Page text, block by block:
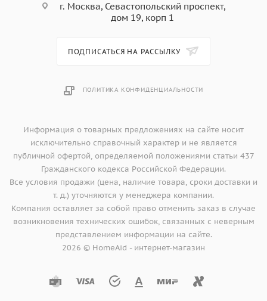
г. Москва, Севастопольский проспект,
дом 19, корп 1
ПОДПИСАТЬСЯ НА РАССЫЛКУ
ПОЛИТИКА КОНФИДЕНЦИАЛЬНОСТИ
Информация о товарных предложениях на сайте носит
исключительно справочный характер и не является
публичной офертой, определяемой положениями статьи 437
Гражданского кодекса Российской Федерации.
Все условия продажи (цена, наличие товара, сроки доставки и
т. д.) уточняются у менеджера компании.
Компания оставляет за собой право отменить заказ в случае
возникновения технических ошибок, связанных с неверным
представлением информации на сайте.
2026 © HomeAid - интернет-магазин